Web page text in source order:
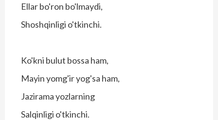
Ellar bo'ron bo'lmaydi,
Shoshqinligi o'tkinchi.
Ko'kni bulut bossa ham,
Mayin yomg'ir yog'sa ham,
Jazirama yozlarning
Salqinligi o'tkinchi.